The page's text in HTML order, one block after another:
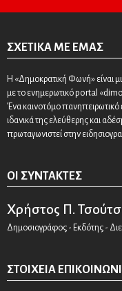
ΣΧΕΤΙΚΆ ΜΕ ΕΜΆΣ
Η «Δημοκρατική Φωνή» είναι
με το ενημερωτικό portal
Ένα καινοτόμο πανηπειρωτικό
ιδανικά της ελεύθερης και
πρωταγωνιστεί στην
ΟΙ ΣΥΝΤΆΚΤΕΣ
Χρήστος Π.
Δημοσιογράφος - Εκδότης -
ΣΤΟΙΧΕΊΑ